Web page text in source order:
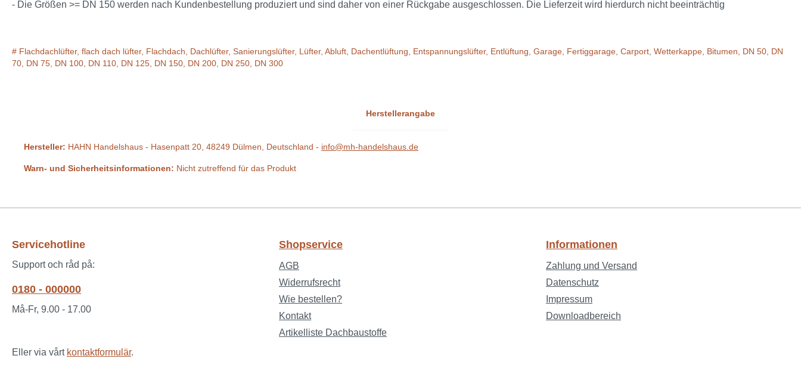
- Die Größen >= DN 150 werden nach Kundenbestellung produziert und sind daher von einer Rückgabe ausgeschlossen. Die Lieferzeit wird hierdurch nicht beeinträchtig
# Flachdachlüfter, flach dach lüfter, Flachdach, Dachlüfter, Sanierungslüfter, Lüfter, Abluft, Dachentlüftung, Entspannungslüfter, Entlüftung, Garage, Fertiggarage, Carport, Wetterkappe, Bitumen, DN 50, DN
70, DN 75, DN 100, DN 110, DN 125, DN 150, DN 200, DN 250, DN 300
Herstellerangabe
Hersteller: HAHN Handelshaus - Hasenpatt 20, 48249 Dülmen, Deutschland - info@mh-handelshaus.de
Warn- und Sicherheitsinformationen: Nicht zutreffend für das Produkt
Servicehotline
Support och råd på:
0180 - 000000
Må-Fr, 9.00 - 17.00
Eller via vårt kontaktformulär.
Shopservice
AGB
Widerrufsrecht
Wie bestellen?
Kontakt
Artikelliste Dachbaustoffe
Informationen
Zahlung und Versand
Datenschutz
Impressum
Downloadbereich